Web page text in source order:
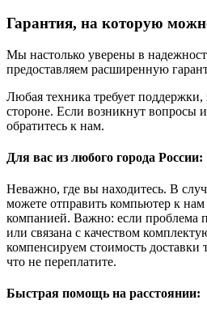
Гарантия, на которую
Мы настолько уверены в
предоставляем расширенную
Любая техника требует
стороне. Если возникнут вопросы
обратитесь к нам.
Для вас из любого города России:
Неважно, где вы находитесь. В
можете отправить компьютер к нам
компанией. Важно: если проблема
или связана с качеством
компенсируем стоимость доставки
что не переплатите.
Быстрая помощь на расстоянии: